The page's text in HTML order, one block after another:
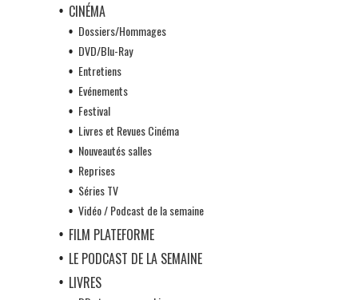
CINÉMA
Dossiers/Hommages
DVD/Blu-Ray
Entretiens
Evénements
Festival
Livres et Revues Cinéma
Nouveautés salles
Reprises
Séries TV
Vidéo / Podcast de la semaine
FILM PLATEFORME
LE PODCAST DE LA SEMAINE
LIVRES